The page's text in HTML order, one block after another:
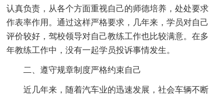
认真负责，从各个方面重视自己的师德培养，处处要求
作表率作用。通过这样严格要求，几年来，学员对自己
评价较好，驾校领导对自己教练工作也比较满意。在多
年教练工作中，没有一起学员投诉事情发生。
二、遵守规章制度严格约束自己
近几年来，随着汽车业的迅速发展，社会车辆不断